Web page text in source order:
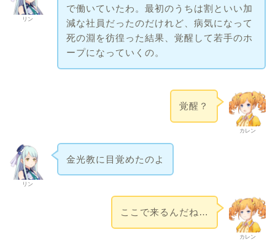
リン
で働いていたわ。最初のうちは割といい加
減な社員だったのだけれど、病気になって
死の淵を彷徨った結果、覚醒して若手のホ
ープになっていくの。
カレン
覚醒？
リン
金光教に目覚めたのよ
カレン
ここで来るんだね…